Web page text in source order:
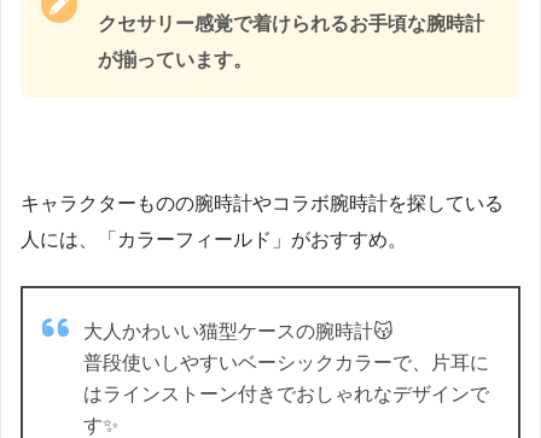
クセサリー感覚で着けられるお手頃な腕時計
が揃っています。
キャラクターものの腕時計やコラボ腕時計を探している
人には、「カラーフィールド」がおすすめ。
大人かわいい猫型ケースの腕時計😽
普段使いしやすいベーシックカラーで、片耳に
はラインストーン付きでおしゃれなデザインで
す✨